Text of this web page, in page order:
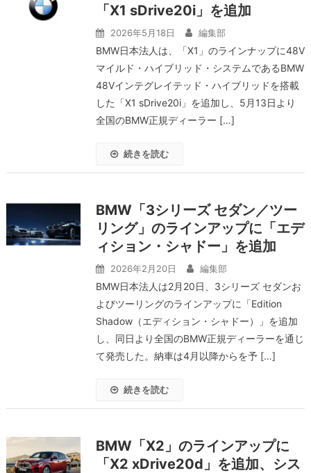
「X1 sDrive20i」を追加
2026年5月18日 編集部
BMW日本法人は、「X1」のラインナップに48V
マイルド・ハイブリッド・システムであるBMW
48Vインテグレイテッド・ハイブリッドを搭載
した「X1 sDrive20i」を追加し、5月13日より
全国のBMW正規ディーラー […]
続きを読む
BMW「3シリーズ セダン／ツー
リング」のラインアップに「エデ
ィション・シャドー」を追加
2026年2月20日 編集部
BMW日本法人は2月20日、3シリーズ セダンお
よびツーリングのラインアップに「Edition
Shadow（エディション・シャドー）」を追加
し、同日より全国のBMW正規ディーラーを通じ
て発売した。納車は4月以降からを予 […]
続きを読む
BMW「X2」のラインアップに
「X2 xDrive20d」を追加、シス